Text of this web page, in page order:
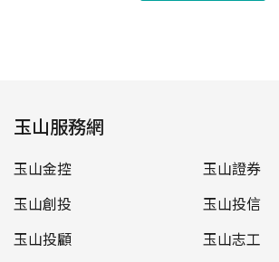
玉山服務網
玉山金控
玉山證券
玉山創投
玉山投信
玉山投顧
玉山志工